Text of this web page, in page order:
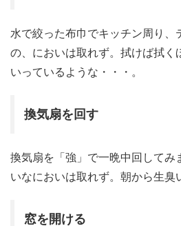
水で絞った布巾でキッチン周り、
の、においは取れず。拭けば拭く
いっているような・・・。
換気扇を回す
換気扇を「強」で一晩中回してみ
いなにおいは取れず。朝から生臭
窓を開ける